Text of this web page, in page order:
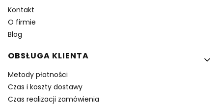
Kontakt
O firmie
Blog
OBSŁUGA KLIENTA
Metody płatności
Czas i koszty dostawy
Czas realizacji zamówienia